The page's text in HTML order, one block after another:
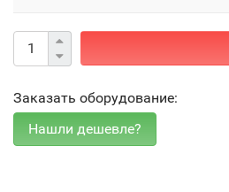
Заказать оборудование: